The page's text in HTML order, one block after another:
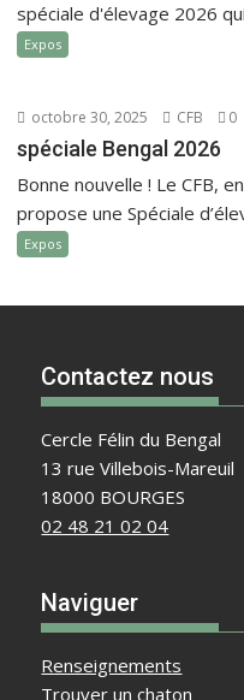
spéciale d'élevage 2026
Expos
octobre 30, 2025 CFB 0
spéciale Bengal 2026
Bonne nouvelle ! Le CFB,
propose une Spéciale
Expos
Contactez nous
Cercle Félin du Bengal
13 rue Villebois-Mareuil
18000 BOURGES
02 48 21 02 04
Naviguer
Renseignements
Trouver un chaton